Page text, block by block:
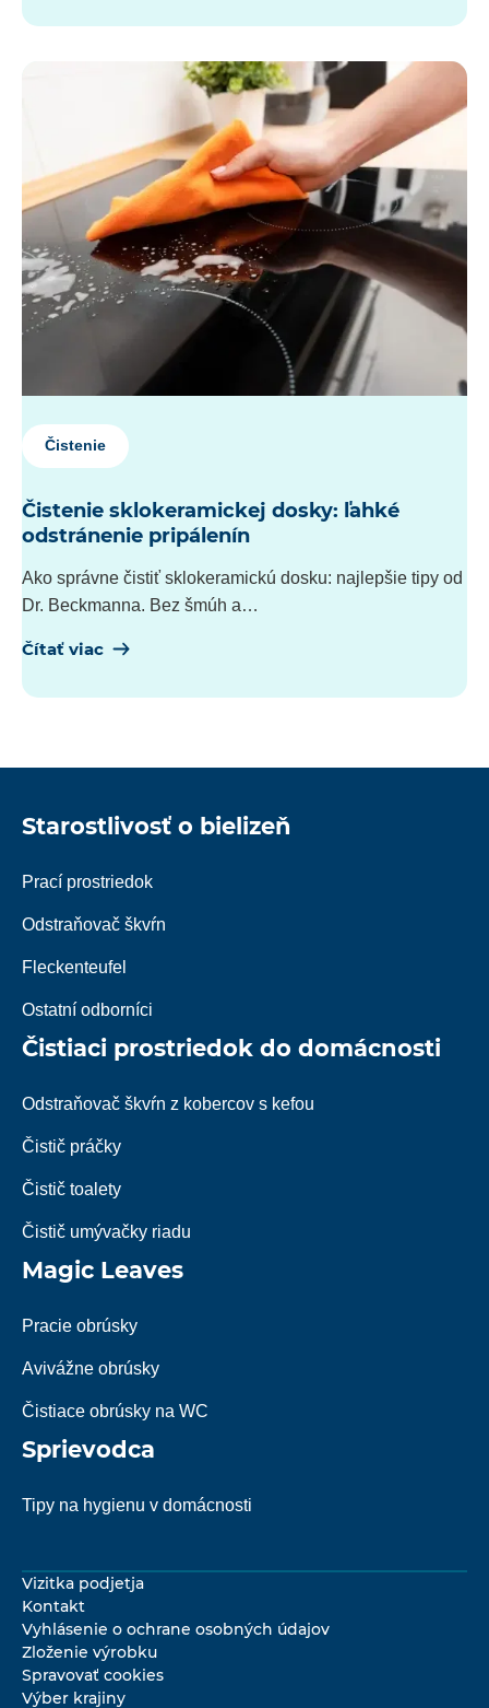
Čistenie
Čistenie sklokeramickej dosky: ľahké
odstránenie pripálenín
Ako správne čistiť sklokeramickú dosku: najlepšie tipy od
Dr. Beckmanna. Bez šmúh a…
Čítať viac
Starostlivosť o bielizeň
Prací prostriedok
Odstraňovač škvŕn
Fleckenteufel
Ostatní odborníci
Čistiaci prostriedok do domácnosti
Odstraňovač škvŕn z kobercov s kefou
Čistič práčky
Čistič toalety
Čistič umývačky riadu
Magic Leaves
Pracie obrúsky
Avivážne obrúsky
Čistiace obrúsky na WC
Sprievodca
Tipy na hygienu v domácnosti
Vizitka podjetja
Kontakt
Vyhlásenie o ochrane osobných údajov
Zloženie výrobku
Spravovať cookies
Výber krajiny